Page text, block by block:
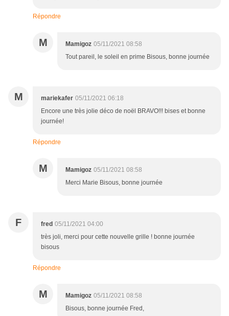
Répondre
M Mamigoz 05/11/2021 08:58
Tout pareil, le soleil en prime Bisous, bonne journée
M mariekafer 05/11/2021 06:18
Encore une très jolie déco de noël BRAVO!!! bises et bonne
journée!
Répondre
M Mamigoz 05/11/2021 08:58
Merci Marie Bisous, bonne journée
F fred 05/11/2021 04:00
très joli, merci pour cette nouvelle grille ! bonne journée
bisous
Répondre
M Mamigoz 05/11/2021 08:58
Bisous, bonne journée Fred,